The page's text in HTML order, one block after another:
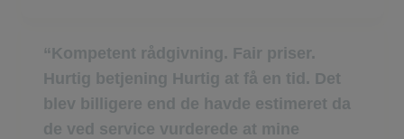
Kompetent rådgivning. Fair priser.
Hurtig betjening Hurtig at få en tid. Det
blev billigere end de havde estimeret da
de ved service vurderede at mine